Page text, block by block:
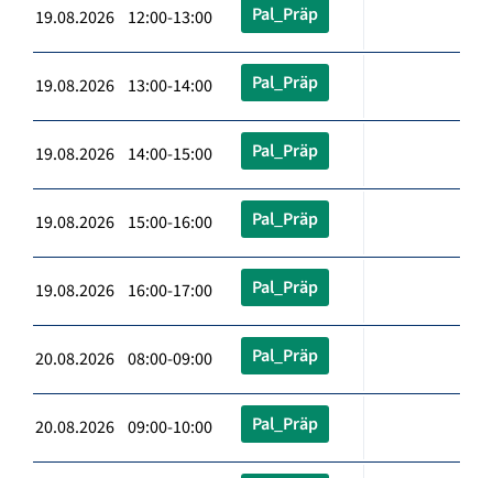
19.08.2026 12:00-13:00 Pal_Präp
19.08.2026 13:00-14:00 Pal_Präp
19.08.2026 14:00-15:00 Pal_Präp
19.08.2026 15:00-16:00 Pal_Präp
19.08.2026 16:00-17:00 Pal_Präp
20.08.2026 08:00-09:00 Pal_Präp
20.08.2026 09:00-10:00 Pal_Präp